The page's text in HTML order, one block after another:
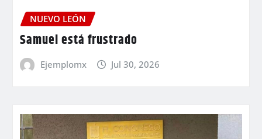
NUEVO LEÓN
Samuel está frustrado
Ejemplomx Jul 30, 2026